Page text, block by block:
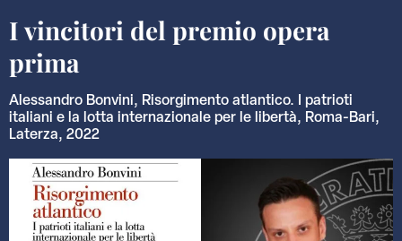
I vincitori del premio opera
prima
Alessandro Bonvini, Risorgimento atlantico. I patrioti
italiani e la lotta internazionale per le libertà, Roma-Bari,
Laterza, 2022